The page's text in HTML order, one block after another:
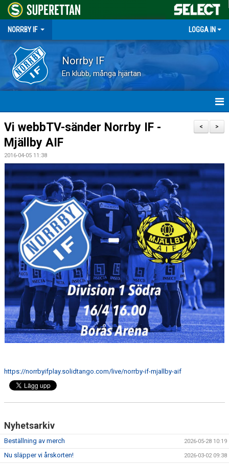
NORRBY IF LOGGA IN
Norrby IF
En klubb, många hjärtan
HEM
NYHETER
FÖRENINGEN
KALENDER
VÅRA LAG
MATCHER
NÄRA NORRBY
VÄRDEGRUND
>
<
Vi webbTV-sänder Norrby IF -
Mjällby AIF
2016-04-05 11:38
https://norrbyifplay.solidtango.com/live/norrby-if-mjallby-aif
Nyhetsarkiv
Beställning av merch 2026-05-28 10:19
Nu släpper vi årskorten! 2026-03-02 09:38